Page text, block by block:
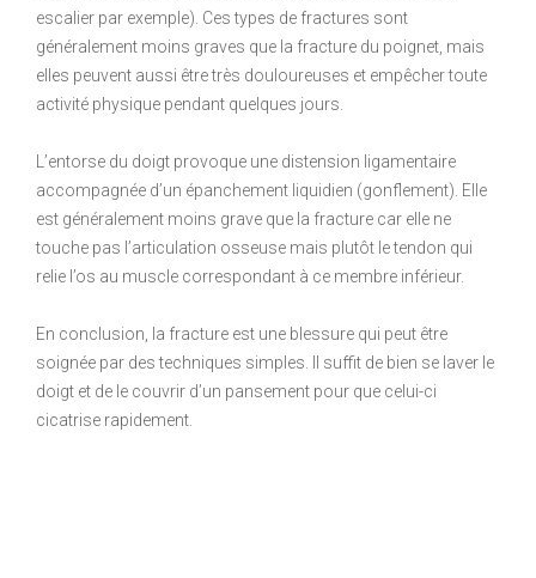
escalier par exemple). Ces types de fractures sont
généralement moins graves que la fracture du poignet, mais
elles peuvent aussi être très douloureuses et empêcher toute
activité physique pendant quelques jours.
L’entorse du doigt provoque une distension ligamentaire
accompagnée d’un épanchement liquidien (gonflement). Elle
est généralement moins grave que la fracture car elle ne
touche pas l’articulation osseuse mais plutôt le tendon qui
relie l’os au muscle correspondant à ce membre inférieur.
En conclusion, la fracture est une blessure qui peut être
soignée par des techniques simples. Il suffit de bien se laver le
doigt et de le couvrir d’un pansement pour que celui-ci
cicatrise rapidement.